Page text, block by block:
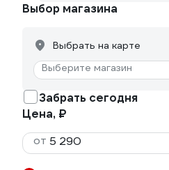
Выбор магазина
Выбрать на карте
Выберите магазин
Забрать сегодня
Цена, ₽
от